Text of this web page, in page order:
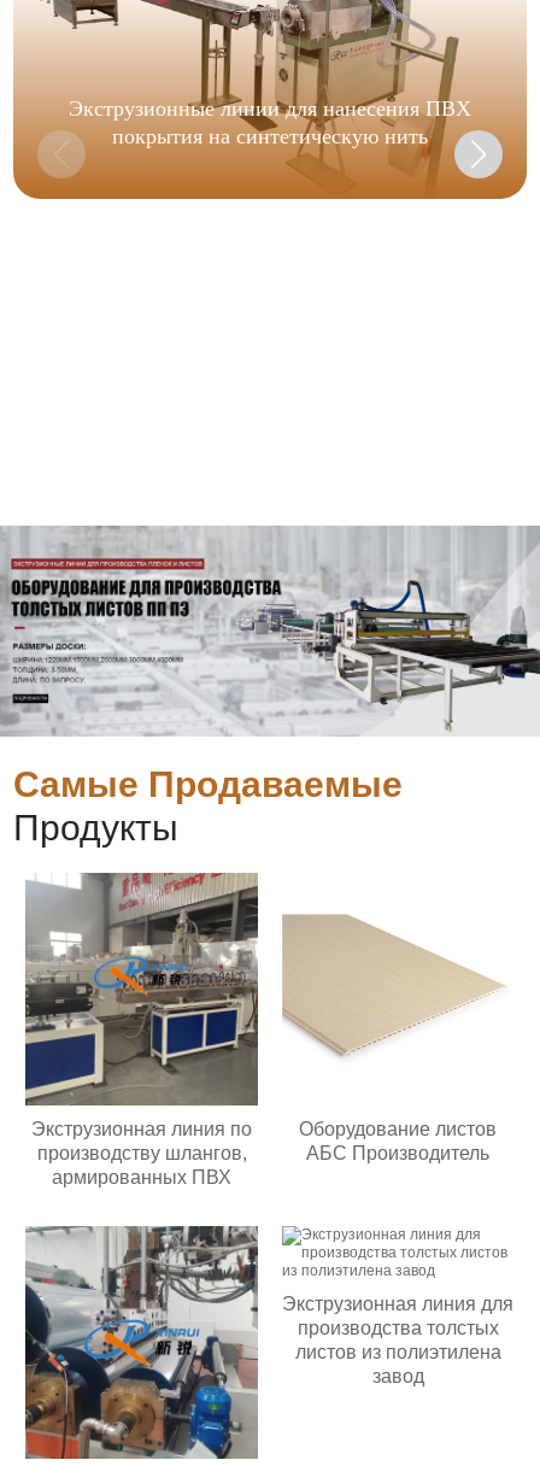
Экструзионные линии для нанесения ПВХ
покрытия на синтетическую нить
Самые Продаваемые
Продукты
Экструзионная линия по
производству шлангов,
армированных ПВХ
Оборудование листов
АБС Производитель
Экструзионная линия для
производства толстых
листов из полиэтилена
завод